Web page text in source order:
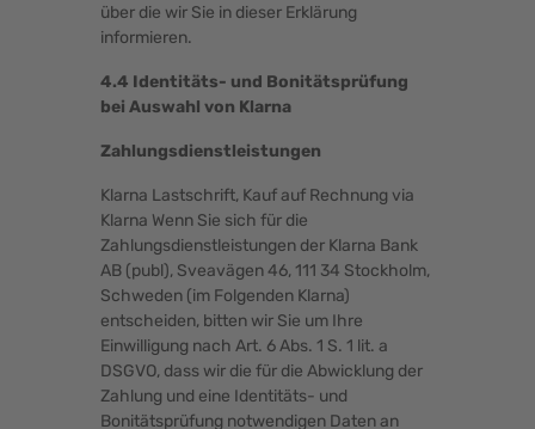
über die wir Sie in dieser Erklärung
informieren.
4.4 Identitäts- und Bonitätsprüfung
bei Auswahl von Klarna
Zahlungsdienstleistungen
Klarna Lastschrift, Kauf auf Rechnung via
Klarna Wenn Sie sich für die
Zahlungsdienstleistungen der Klarna Bank
AB (publ), Sveavägen 46, 111 34 Stockholm,
Schweden (im Folgenden Klarna)
entscheiden, bitten wir Sie um Ihre
Einwilligung nach Art. 6 Abs. 1 S. 1 lit. a
DSGVO, dass wir die für die Abwicklung der
Zahlung und eine Identitäts- und
Bonitätsprüfung notwendigen Daten an